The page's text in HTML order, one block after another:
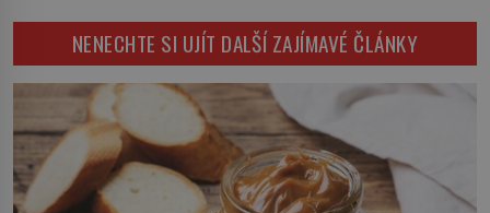
začne okamžitě produkovat vlastní
děsivé iluze. Představte si místnost,
kde zmizí veškerý šum světa. Žádné
auta, žádný šepot, nic. Místo
vytoužené oázy klidu však
okamžitě nastoupí hluboké
znepokojení. Lidská mysl je totiž
evolučně nastavena na neustálý
[…]
NENECHTE SI UJÍT DALŠÍ ZAJÍMAVÉ ČLÁNKY